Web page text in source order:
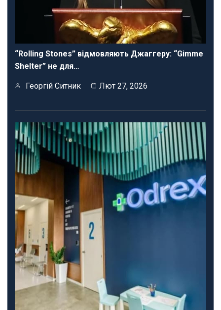
“Rolling Stones” відмовляють Джаггеру: “Gimme
Shelter” не для…
Георгій Ситник Лют 27, 2026